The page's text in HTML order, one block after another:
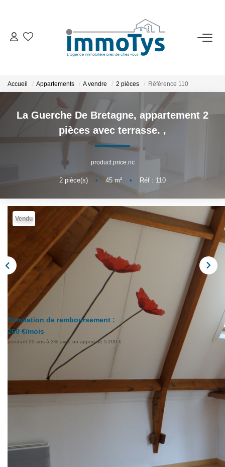
VENTE
LOCATION
ESTIMATION
BIENS VENDUS
Présentation
L'équipe
Partenaires
CONTACT
Accueil Appartements A vendre 2 pièces Référence 110
La Guerche De Bretagne, appartement 2
pièces avec terrasse. ,
product.price.nc
2 pièce(s) • 45m² • Réf : 110
Vendu
Simulation de remboursement :
260 €/mois
pendant 20 ans à 3% avec un apport de 5 200 €
Description
A LA Guerche De Bretagne, en centre ville , cet
appartement se compose d'une entrée avec placards, un
coin cuisine, une pièce de vie qui donne sur un balcon, une
chambre, une salle de bains et un cellier. La résidence de